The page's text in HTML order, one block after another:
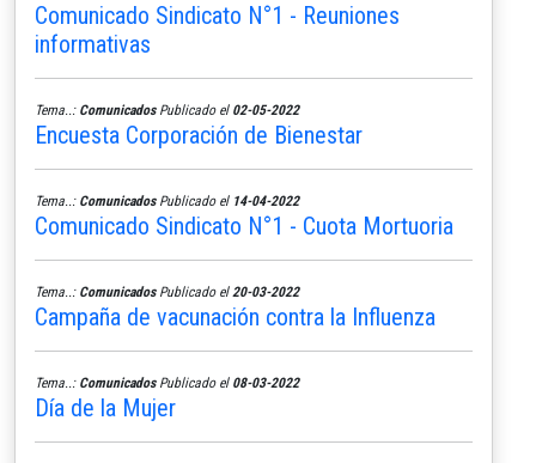
Comunicado Sindicato N°1 - Reuniones
informativas
Tema..: ComunicadosPublicado el 02-05-2022
Encuesta Corporación de Bienestar
Tema..: ComunicadosPublicado el 14-04-2022
Comunicado Sindicato N°1 - Cuota Mortuoria
Tema..: ComunicadosPublicado el 20-03-2022
Campaña de vacunación contra la Influenza
Tema..: ComunicadosPublicado el 08-03-2022
Día de la Mujer